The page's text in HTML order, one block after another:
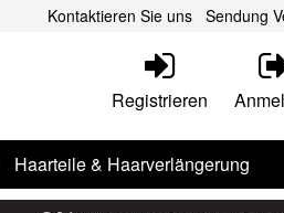
Kontaktieren Sie uns Sendung
Registrieren
Haarteile & Haarverlängerung